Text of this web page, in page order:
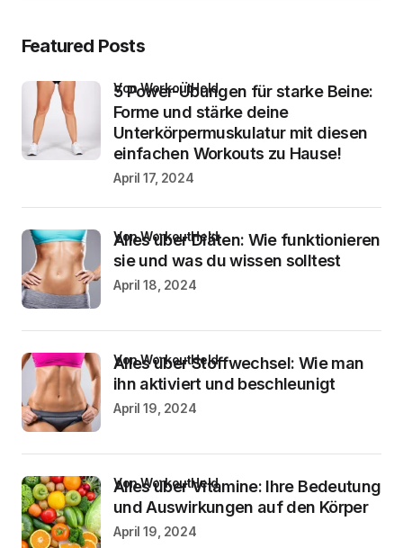
Featured Posts
5 Power-Übungen für starke Beine:
Forme und stärke deine
Unterkörpermuskulatur mit diesen
einfachen Workouts zu Hause!
von WorkoutHeld
April 17, 2024
Alles über Diäten: Wie funktionieren
sie und was du wissen solltest
von WorkoutHeld
April 18, 2024
Alles über Stoffwechsel: Wie man
ihn aktiviert und beschleunigt
von WorkoutHeld
April 19, 2024
Alles über Vitamine: Ihre Bedeutung
und Auswirkungen auf den Körper
von WorkoutHeld
April 19, 2024